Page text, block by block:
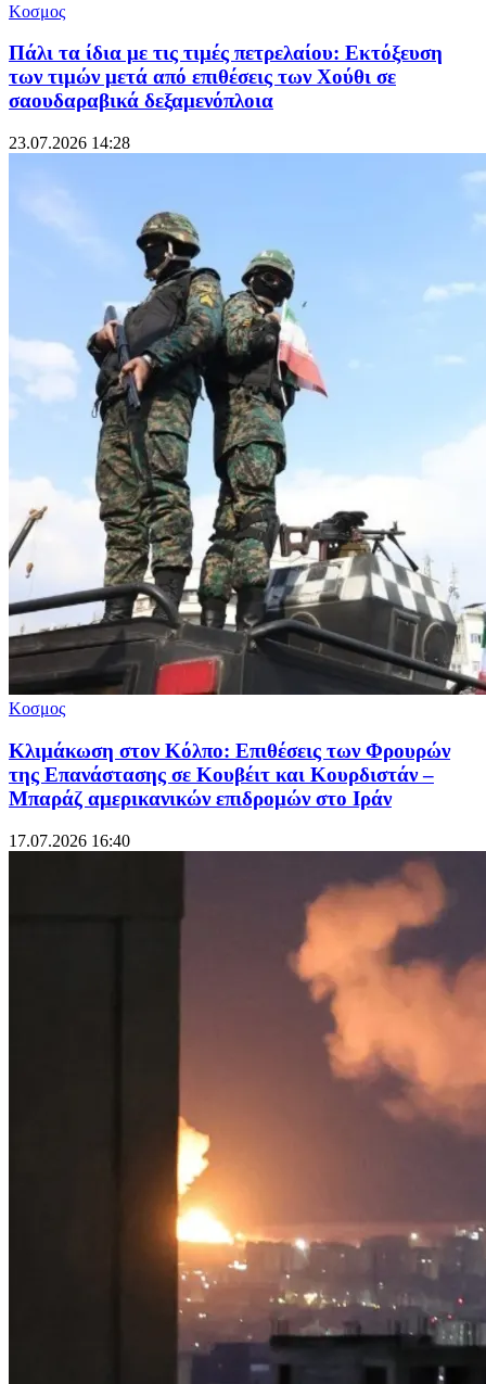
Κοσμος
Πάλι τα ίδια με τις τιμές πετρελαίου: Εκτόξευση
των τιμών μετά από επιθέσεις των Χούθι σε
σαουδαραβικά δεξαμενόπλοια
23.07.2026 14:28
Κοσμος
Κλιμάκωση στον Κόλπο: Επιθέσεις των Φρουρών
της Επανάστασης σε Κουβέιτ και Κουρδιστάν –
Μπαράζ αμερικανικών επιδρομών στο Ιράν
17.07.2026 16:40